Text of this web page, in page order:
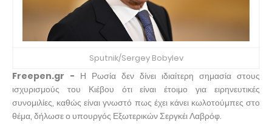
Sputnik/Sergey Bobylev
Freepen.gr - Η Ρωσία δεν δίνει ιδιαίτερη σημασία στους
ισχυρισμούς του Κιέβου ότι είναι έτοιμο για ειρηνευτικές
συνομιλίες, καθώς είναι γνωστό πως έχει κάνει κωλοτούμπες στο
θέμα, δήλωσε ο υπουργός Εξωτερικών Σεργκέι Λαβρόφ.